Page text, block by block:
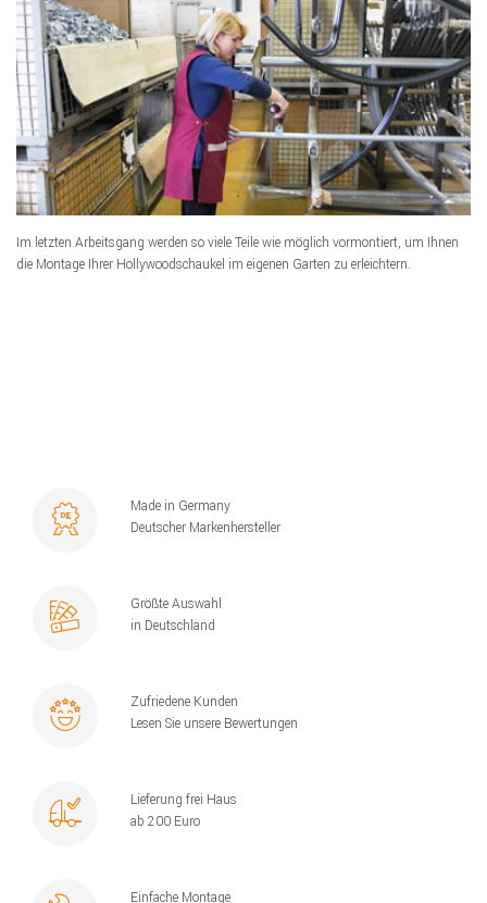
Im letzten Arbeitsgang werden so viele Teile wie möglich vormontiert, um Ihnen
die Montage Ihrer Hollywoodschaukel im eigenen Garten zu erleichtern.
Made in Germany
Deutscher Markenhersteller
Größte Auswahl
in Deutschland
Zufriedene Kunden
Lesen Sie unsere Bewertungen
Lieferung frei Haus
ab 200 Euro
Einfache Montage